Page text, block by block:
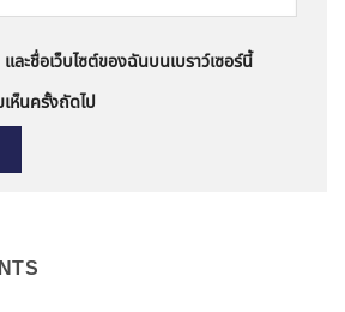
ละชื่อเว็บไซต์ของฉันบนเบราว์เซอร์นี้
ห็นครั้งถัดไป